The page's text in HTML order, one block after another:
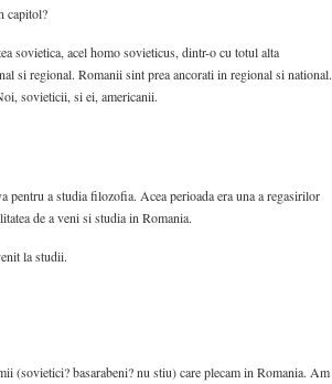
capitol?
sovietica, acel homo sovieticus, dintr-o cu totul alta
si regional. Romanii sint prea ancorati in regional si national.
sovieticii, si ei, americanii.
pentru a studia filozofia. Acea perioada era una a regasirilor
de a veni si studia in Romania.
la studii.
(sovietici? basarabeni? nu stiu) care plecam in Romania. Am